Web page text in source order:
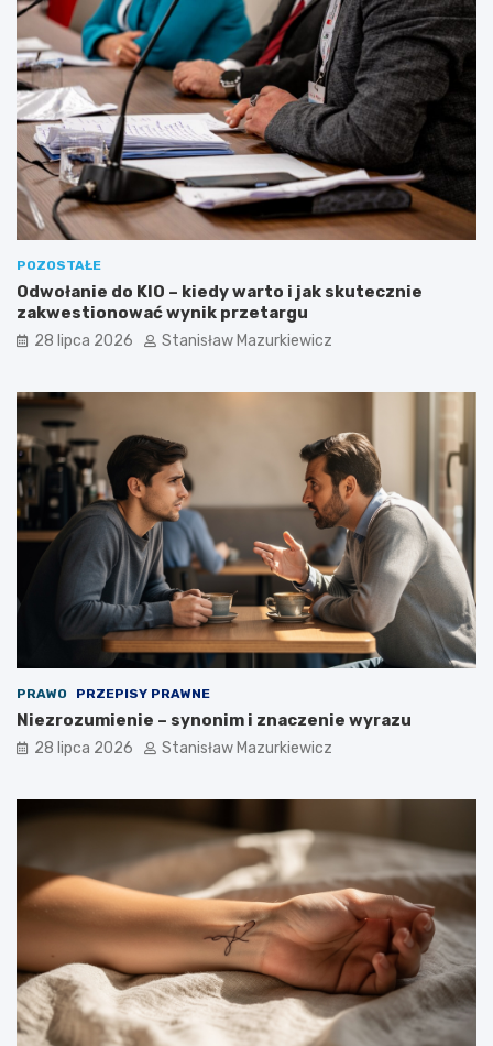
POZOSTAŁE
Odwołanie do KIO – kiedy warto i jak skutecznie
zakwestionować wynik przetargu
28 lipca 2026 Stanisław Mazurkiewicz
PRAWO PRZEPISY PRAWNE
Niezrozumienie – synonim i znaczenie wyrazu
28 lipca 2026 Stanisław Mazurkiewicz